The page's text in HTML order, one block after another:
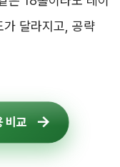
달라지고, 공략
비교